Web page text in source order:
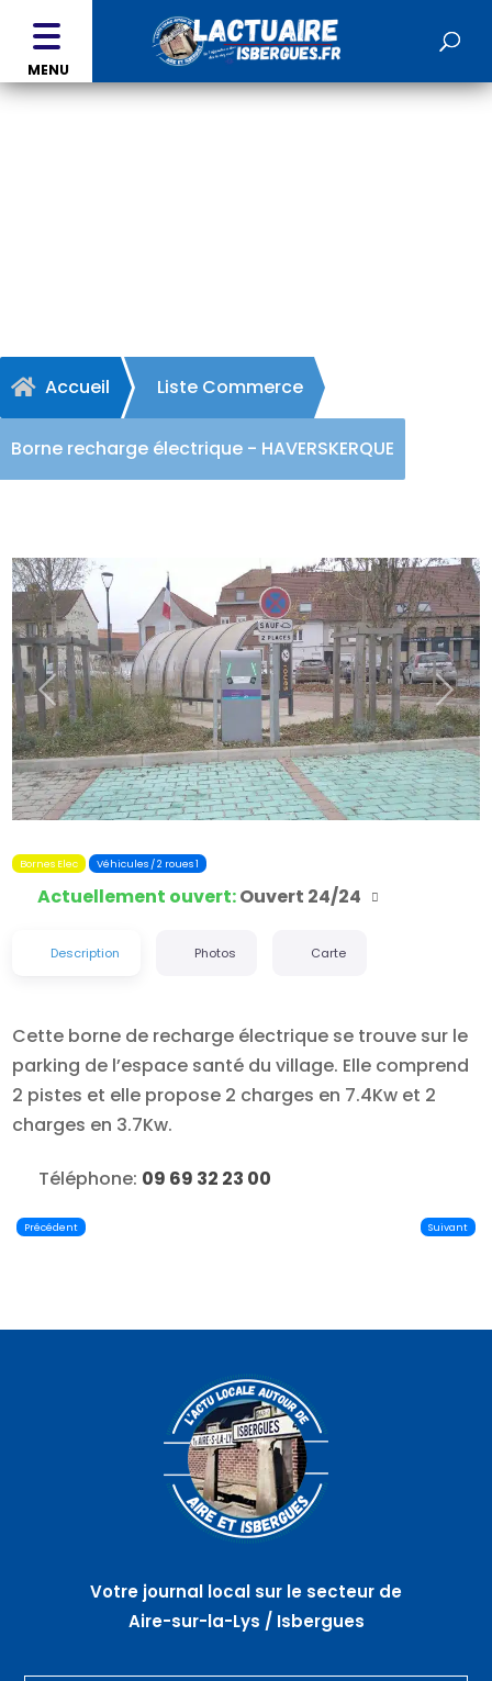
MENU
 Accueil Liste Commerce
Borne recharge électrique - HAVERSKERQUE
Précédent
Bornes Elec Véhicules / 2 roues 1
Actuellement ouvert:Ouvert 24/24
Description Photos Carte
Cette borne de recharge électrique se trouve sur le
parking de l’espace santé du village. Elle comprend
2 pistes et elle propose 2 charges en 7.4Kw et 2
charges en 3.7Kw.
Téléphone: 09 69 32 23 00
Précédent Suivant
Votre journal local sur le secteur de
Aire-sur-la-Lys / Isbergues